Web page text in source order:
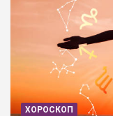
ХОРОСКОП